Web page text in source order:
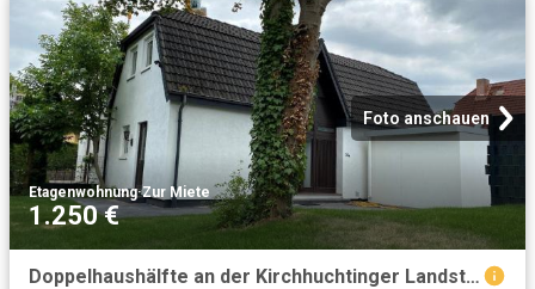
Foto anschauen
Etagenwohnung·Zur Miete
1.250 €
Doppelhaushälfte an der Kirchhuchtinger Landstraße in Bremen